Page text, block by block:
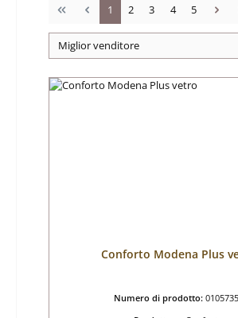
Pagina
1 Pagina
2 Pagina
3 Pagina
4 Pagina
5
Conforto Modena Plus
Numero di prodotto: